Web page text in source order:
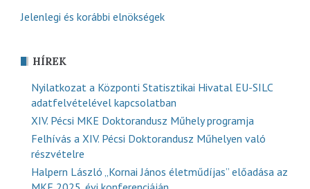
Jelenlegi és korábbi elnökségek
HÍREK
Nyilatkozat a Központi Statisztikai Hivatal EU-SILC
adatfelvételével kapcsolatban
XIV. Pécsi MKE Doktorandusz Műhely programja
Felhívás a XIV. Pécsi Doktorandusz Műhelyen való
részvételre
Halpern László „Kornai János életműdíjas” előadása az